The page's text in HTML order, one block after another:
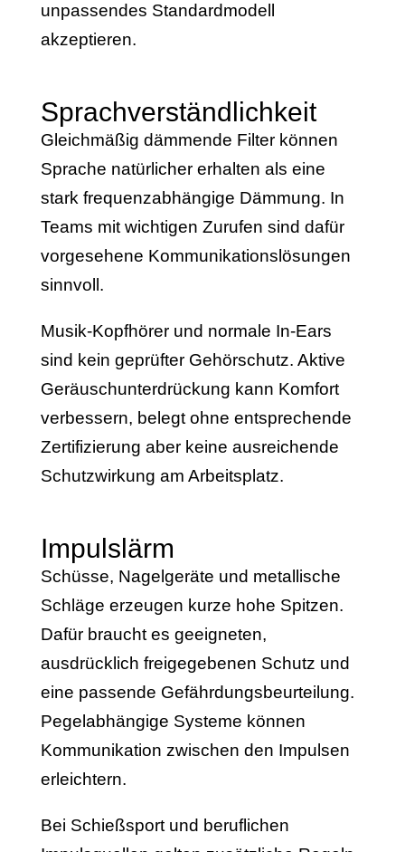
unpassendes Standardmodell
akzeptieren.
Sprachverständlichkeit
Gleichmäßig dämmende Filter können
Sprache natürlicher erhalten als eine
stark frequenzabhängige Dämmung. In
Teams mit wichtigen Zurufen sind dafür
vorgesehene Kommunikationslösungen
sinnvoll.
Musik-Kopfhörer und normale In-Ears
sind kein geprüfter Gehörschutz. Aktive
Geräuschunterdrückung kann Komfort
verbessern, belegt ohne entsprechende
Zertifizierung aber keine ausreichende
Schutzwirkung am Arbeitsplatz.
Impulslärm
Schüsse, Nagelgeräte und metallische
Schläge erzeugen kurze hohe Spitzen.
Dafür braucht es geeigneten,
ausdrücklich freigegebenen Schutz und
eine passende Gefährdungsbeurteilung.
Pegelabhängige Systeme können
Kommunikation zwischen den Impulsen
erleichtern.
Bei Schießsport und beruflichen